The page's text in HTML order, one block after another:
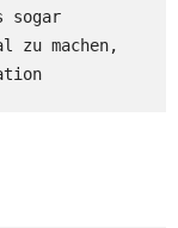
sogar
zu machen,